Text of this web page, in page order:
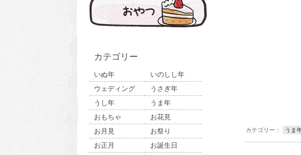
カテゴリー
いぬ年
いのしし年
ウェディング
うさぎ年
うし年
うま年
おもちゃ
お花見
お月見
お祭り
お正月
お誕生日
カテゴリー： うま